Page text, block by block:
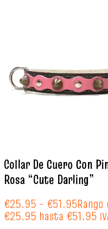
Collar De Cuero Con
Rosa “Cute Darling”
€25.95 - €51.95
€25.95 hasta €51.95